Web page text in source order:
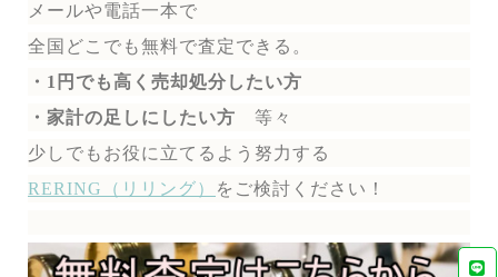
メールや電話一本で
全国どこでも無料で査定できる。
・1円でも高く売却処分したい方
・家計の足しにしたい方 等々
少しでもお役に立てるよう努力する
RERING（リリング）
を ご検討ください！